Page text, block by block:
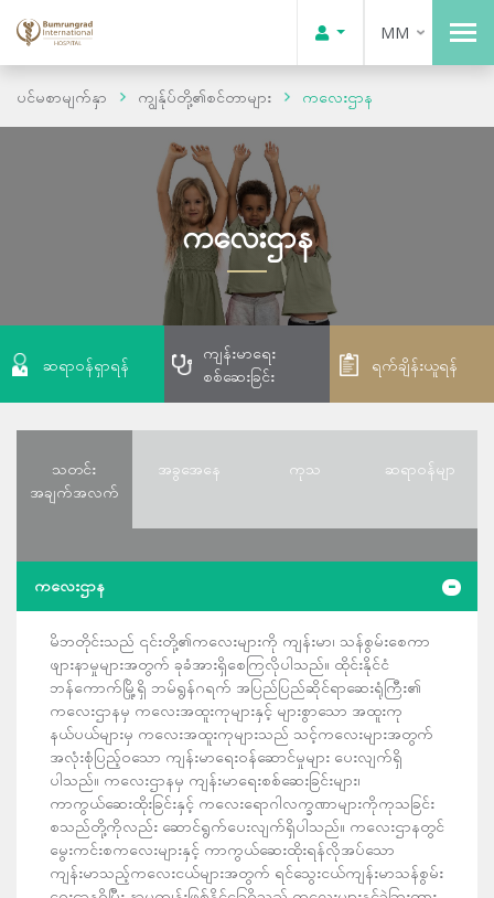
MM
ပင်မစာမျက်နှာ ကျွန်ုပ်တို့၏စင်တာများ ကလေးဌာန
ကလေးဌာန
ဆရာဝန်ရှာရန်
ကျန်းမာရေး
စစ်ဆေးခြင်း
ရက်ချိန်းယူရန်
သတင်း
အချက်အလက်
အခွအေနေ ကုသ ဆရာဝန်မျာ
ကလေးဌာန
မိဘတိုင်းသည် ၎င်းတို့၏ကလေးများကို ကျန်းမာ၊ သန်စွမ်းစေကာ
ဖျားနာမှုများအတွက် ခုခံအားရှိစေကြလိုပါသည်။ ထိုင်းနိုင်ငံ
ဘန်ကောက်မြို့ရှိ ဘမ်ရွန်ဂရက် အပြည်ပြည်ဆိုင်ရာဆေးရုံကြီး၏
ကလေးဌာနမှ ကလေးအထူးကုများနှင့် များစွာသော အထူးကု
နယ်ပယ်များမှ ကလေးအထူးကုများသည် သင့်ကလေးများအတွက်
အလုံးစုံပြည့်ဝသော ကျန်းမာရေးဝန်ဆောင်မှုများ ပေးလျက်ရှိ
ပါသည်။ ကလေးဌာနမှ ကျန်းမာရေးစစ်ဆေးခြင်းများ၊
ကာကွယ်ဆေးထိုးခြင်းနှင့် ကလေးရောဂါလက္ခဏာများကိုကုသခြင်း
စသည်တို့ကိုလည်း ဆောင်ရွက်ပေးလျက်ရှိပါသည်။ ကလေးဌာနတွင်
မွေးကင်းစကလေးများနှင့် ကာကွယ်ဆေးထိုးရန်လိုအပ်သော
ကျန်းမာသည့်ကလေးငယ်များအတွက် ရင်သွေးငယ်ကျန်းမာသန်စွမ်း